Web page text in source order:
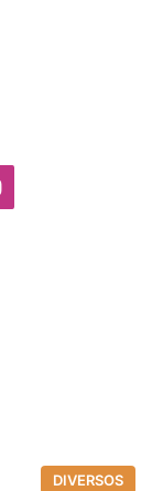
Instagram
DIVERSOS